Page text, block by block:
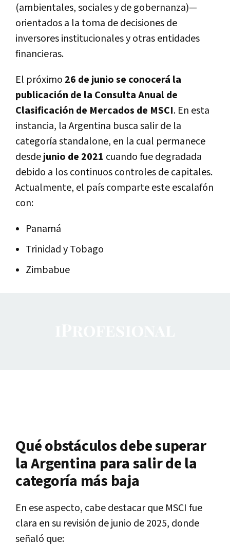
(ambientales, sociales y de gobernanza)—
orientados a la toma de decisiones de
inversores institucionales y otras entidades
financieras.
El próximo 26 de junio se conocerá la
publicación de la Consulta Anual de
Clasificación de Mercados de MSCI. En esta
instancia, la Argentina busca salir de la
categoría standalone, en la cual permanece
desdejunio de 2021 cuando fue degradada
debido a los continuos controles de capitales.
Actualmente, el país comparte este escalafón
con:
Panamá
Trinidad y Tobago
Zimbabue
Qué obstáculos debe superar
la Argentina para salir de la
categoría más baja
En ese aspecto, cabe destacar que MSCI fue
clara en su revisión de junio de 2025, donde
señaló que: